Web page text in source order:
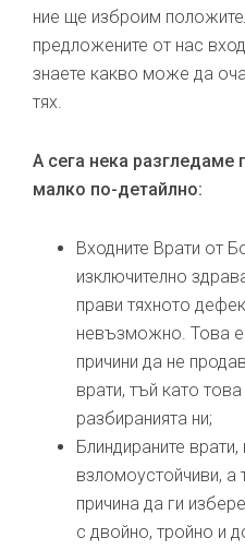
ние ще изброим
предложените от нас
знаете какво може да
тях.
А сега нека разгледаме
малко по-детайлно:
Входните Врати от
изключително
прави тяхното
невъзможно. Това е
причини да не
врати, тъй като
разбиранията ни;
Блиндираните
взломоустойчиви,
причина да ги
с двойно, тройно и